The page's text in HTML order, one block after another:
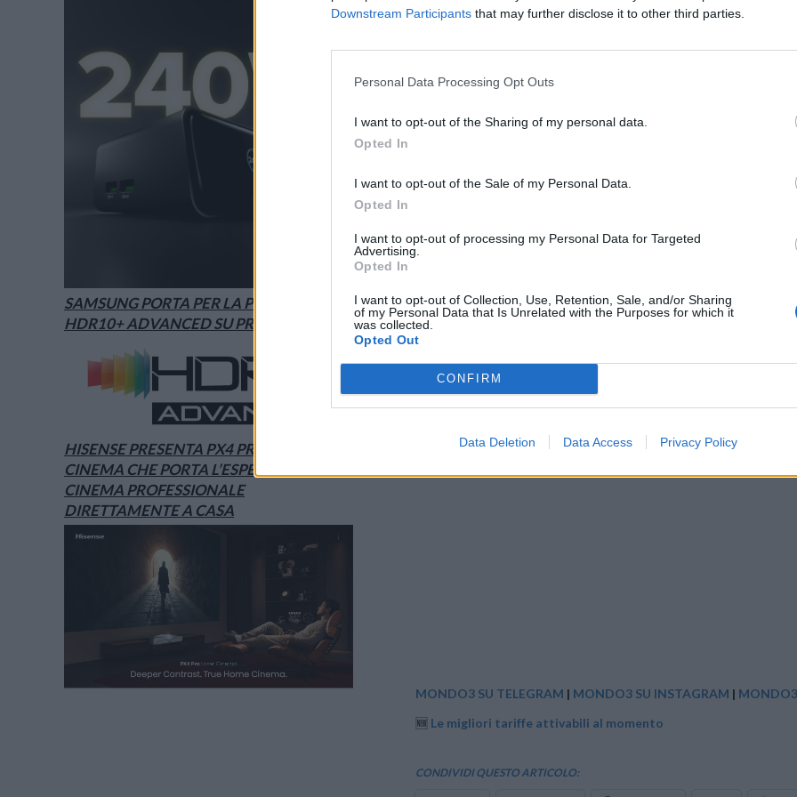
Downstream Participants that may further disclose it to other third parties.
Personal Data Processing Opt Outs
I want to opt-out of the Sharing of my personal data.
Opted In
I want to opt-out of the Sale of my Personal Data.
Opted In
I want to opt-out of processing my Personal Data for Targeted
Advertising.
Opted In
I want to opt-out of Collection, Use, Retention, Sale, and/or Sharing
of my Personal Data that Is Unrelated with the Purposes for which it
was collected.
Opted Out
CONFIRM
Data Deletion Data Access Privacy Policy
condotta daPierluigi Pardo, accompagnato dalla show girlWanda
Un impegno non nuovo nella TV, infatti Rabona presenta già da
Il rinnovo della partnership è motivo di orgoglio per Rabona e
“, ricorda il gestore virtuale che nelle scorse
MONDO3 SU TELEGRAM | MONDO3 SU INSTAGRAM |
🆕 Le migliori tariffe attivabili al momento
CONDIVIDI QUESTO ARTICOLO:
SAMSUNG PORTA PER LA PRIMA VOLTA
HDR10+ ADVANCED SU PRIME VIDEO
HISENSE PRESENTA PX4 PRO, IL LASER
CINEMA CHE PORTA L’ESPERIENZA DEL
CINEMA PROFESSIONALE
DIRETTAMENTE A CASA